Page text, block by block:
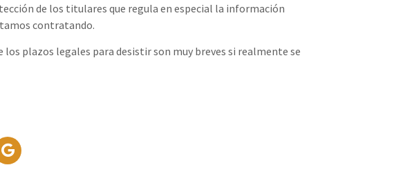
de los titulares que regula en especial la información
contratando.
plazos legales para desistir son muy breves si realmente se